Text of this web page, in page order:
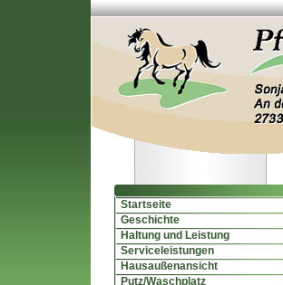
Startseite
Geschichte
Haltung und Leistung
Serviceleistungen
Hausaußenansicht
Putz/Waschplatz